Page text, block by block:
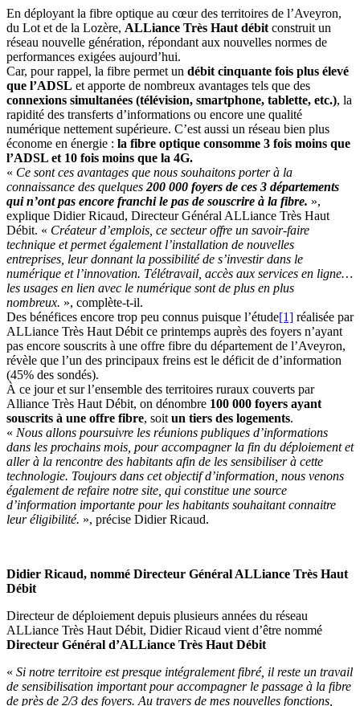
En déployant la fibre optique au cœur des territoires de l’Aveyron,
du Lot et de la Lozère, ALLiance Très Haut débit construit un
réseau nouvelle génération, répondant aux nouvelles normes de
performances exigées aujourd’hui.
Car, pour rappel, la fibre permet un débit cinquante fois plus élevé
que l’ADSL et apporte de nombreux avantages tels que des
connexions simultanées (télévision, smartphone, tablette, etc.), la
rapidité des transferts d’informations ou encore une qualité
numérique nettement supérieure. C’est aussi un réseau bien plus
économe en énergie : la fibre optique consomme 3 fois moins que
l’ADSL et 10 fois moins que la 4G.
« Ce sont ces avantages que nous souhaitons porter à la
connaissance des quelques 200 000 foyers de ces 3 départements
qui n’ont pas encore franchi le pas de souscrire à la fibre. »,
explique Didier Ricaud, Directeur Général ALLiance Très Haut
Débit. « Créateur d’emplois, ce secteur offre un savoir-faire
technique et permet également l’installation de nouvelles
entreprises, leur donnant la possibilité de s’investir dans le
numérique et l’innovation. Télétravail, accès aux services en ligne…
les usages en lien avec le numérique sont de plus en plus
nombreux. », complète-t-il.
Des bénéfices encore trop peu connus puisque l’étude[1] réalisée par
ALLiance Très Haut Débit ce printemps auprès des foyers n’ayant
pas encore souscrits à une offre fibre du département de l’Aveyron,
révèle que l’un des principaux freins est le déficit de d’information
(45% des sondés).
À ce jour et sur l’ensemble des territoires ruraux couverts par
Alliance Très Haut Débit, on dénombre 100 000 foyers ayant
souscrits à une offre fibre, soit un tiers des logements.
« Nous allons poursuivre les réunions publiques d’informations
dans les prochains mois, pour accompagner la fin du déploiement et
aller à la rencontre des habitants afin de les sensibiliser à cette
technologie. Toujours dans cet objectif d’information, nous venons
également de refaire notre site, qui constitue une source
d’information importante pour les habitants souhaitant connaitre
leur éligibilité. », précise Didier Ricaud.
Didier Ricaud, nommé Directeur Général ALLiance Très Haut
Débit
Directeur de déploiement depuis plusieurs années du réseau
ALLiance Très Haut Débit, Didier Ricaud vient d’être nommé
Directeur Général d’ALLiance Très Haut Débit
« Si notre territoire est presque intégralement fibré, il reste un travail
de sensibilisation important pour accompagner le passage à la fibre
de près de 2/3 des foyers. Au travers de mes nouvelles fonctions,